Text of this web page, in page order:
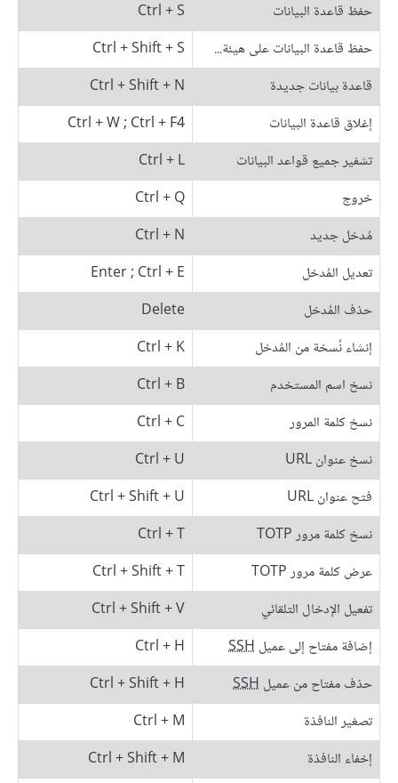
حفظ قاعدة البيانات
Ctrl + S
حفظ قاعدة البيانات على هيئة...
Ctrl + Shift + S
قاعدة بيانات جديدة
Ctrl + Shift + N
إغلاق قاعدة البيانات
Ctrl + W ; Ctrl + F4
تشفير جميع قواعد البيانات
Ctrl + L
خروج
Ctrl + Q
مُدخل جديد
Ctrl + N
تعديل المُدخل
Enter ; Ctrl + E
حذف المُدخل
Delete
إنشاء نُسخة من المُدخل
Ctrl + K
نسخ اسم المستخدم
Ctrl + B
نسخ كلمة المرور
Ctrl + C
نسخ عنوان URL
Ctrl + U
فتح عنوان URL
Ctrl + Shift + U
نسخ كلمة مرور TOTP
Ctrl + T
عرض كلمة مرور TOTP
Ctrl + Shift + T
تفعيل الإدخال التلقائي
Ctrl + Shift + V
إضافة مفتاح إلى عميل SSH
Ctrl + H
حذف مفتاح من عميل SSH
Ctrl + Shift + H
تصغير النافذة
Ctrl + M
إخفاء النافذة
Ctrl + Shift + M